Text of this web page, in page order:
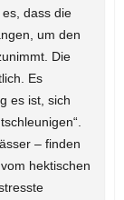
dass die
um den
Die
Es
es ist, sich
– finden
hektischen